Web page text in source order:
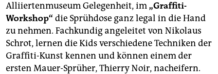
abo
genossenschaft
epaper login
Alliiertenmuseum Gelegenheit, im „Graffiti-
Workshop“ die Sprühdose ganz legal in die Hand
zu nehmen. Fachkundig angeleitet von Nikolaus
Schrot, lernen die Kids verschiedene Techniken der
Graffiti-Kunst kennen und können einem der
ersten Mauer-Sprüher, Thierry Noir, nacheifern.